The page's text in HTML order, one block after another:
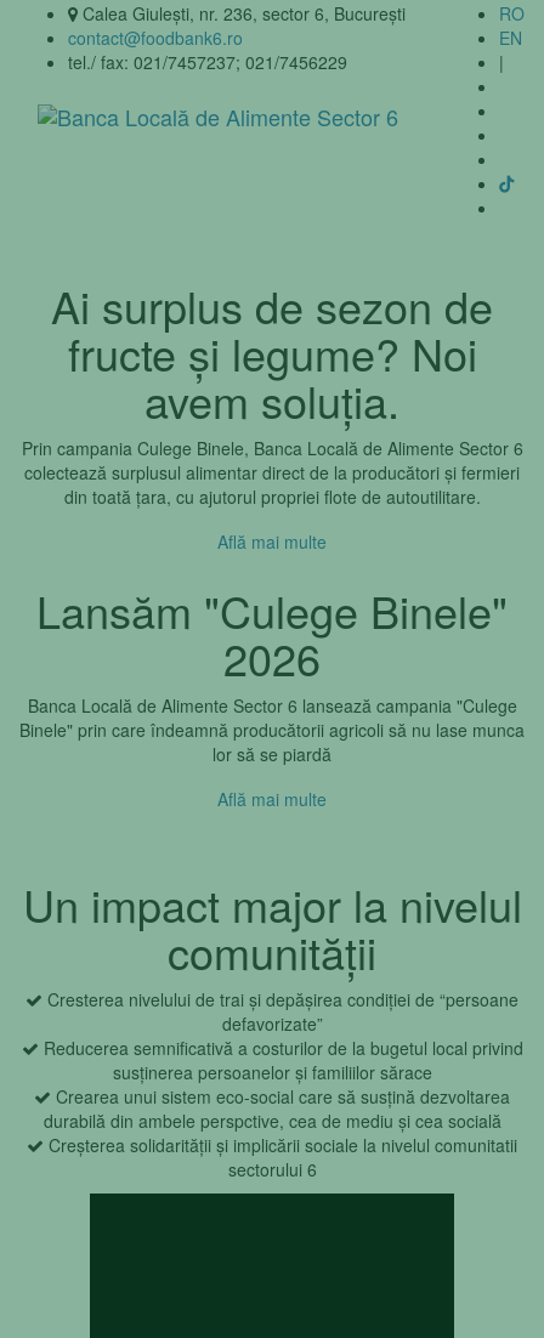
Calea Giulești, nr. 236, sector 6, Bucureşti
contact@foodbank6.ro
tel./ fax: 021/7457237; 021/7456229
RO
EN
|
Ai surplus de sezon de
fructe și legume? Noi
avem soluția.
Prin campania Culege Binele, Banca Locală de Alimente Sector 6
colectează surplusul alimentar direct de la producători și fermieri
din toată țara, cu ajutorul propriei flote de autoutilitare.
Află mai multe
Lansăm "Culege Binele"
2026
Banca Locală de Alimente Sector 6 lansează campania "Culege
Binele" prin care îndeamnă producătorii agricoli să nu lase munca
lor să se piardă
Află mai multe
Un impact major la nivelul
comunității
Cresterea nivelului de trai și depășirea condiției de “persoane
defavorizate”
Reducerea semnificativă a costurilor de la bugetul local privind
susținerea persoanelor și familiilor sărace
Crearea unui sistem eco-social care să susțină dezvoltarea
durabilă din ambele perspctive, cea de mediu și cea socială
Creșterea solidarității și implicării sociale la nivelul comunitatii
sectorului 6